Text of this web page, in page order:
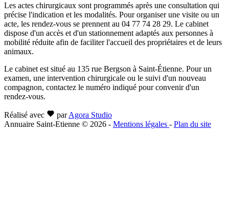
Les actes chirurgicaux sont programmés après une consultation qui
précise l'indication et les modalités. Pour organiser une visite ou un
acte, les rendez-vous se prennent au 04 77 74 28 29. Le cabinet
dispose d'un accès et d'un stationnement adaptés aux personnes à
mobilité réduite afin de faciliter l'accueil des propriétaires et de leurs
animaux.
Le cabinet est situé au 135 rue Bergson à Saint-Étienne. Pour un
examen, une intervention chirurgicale ou le suivi d'un nouveau
compagnon, contactez le numéro indiqué pour convenir d'un
rendez-vous.
Réalisé avec par Agora Studio
Annuaire Saint-Etienne © 2026 - Mentions légales - Plan du site